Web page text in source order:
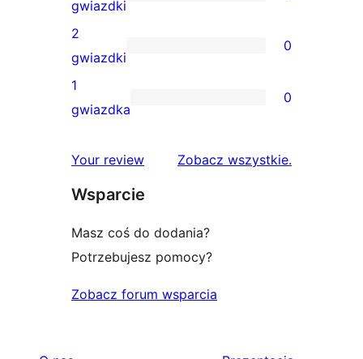
gwiazdkowych
1
recenzja
3-
gwiazdkowa
gwiazdki
0
recenzji
2-
2
gwiazdki
0
0
1-
1
gwiazdka
0
Your review Zobacz wszystkierecenzje
.
Wsparcie
Masz coś do dodania?
Potrzebujesz pomocy?
Zobacz forum wsparcia